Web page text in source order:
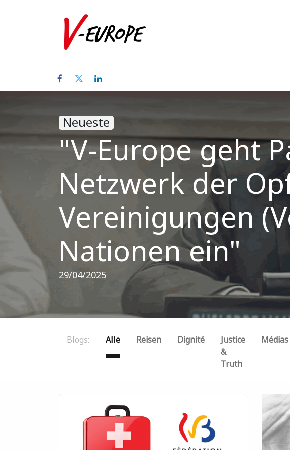
Neueste
"V-Europe geht
Netzwerk der
Vereinigungen
Nationen ein"
29/04/2025
Blogs: Alle Reisen Dignité
Justice
&
Truth
Médias